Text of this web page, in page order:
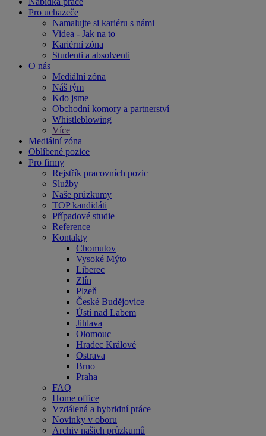
Pro uchazeče
Namalujte si kariéru s námi
Videa - Jak na to
Kariérní zóna
Studenti a absolventi
O nás
Mediální zóna
Náš tým
Kdo jsme
Obchodní komory a partnerství
Whistleblowing
Více
Mediální zóna
Oblíbené pozice
Pro firmy
Rejstřík pracovních pozic
Služby
Naše průzkumy
TOP kandidáti
Případové studie
Reference
Kontakty
Chomutov
Vysoké Mýto
Liberec
Zlín
Plzeň
České Budějovice
Ústí nad Labem
Jihlava
Olomouc
Hradec Králové
Ostrava
Brno
Praha
FAQ
Home office
Vzdálená a hybridní práce
Novinky v oboru
Archiv našich průzkumů